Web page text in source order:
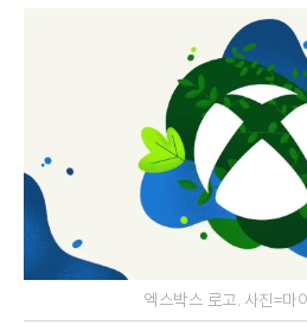
엑스박스 로고. 사진=마